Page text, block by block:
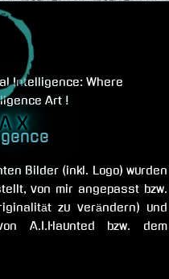
X
Intelligence: Where
Art !
Bilder (inkl. Logo) wurden
von mir angepasst bzw.
zu verändern) und
A.I.Haunted bzw. dem